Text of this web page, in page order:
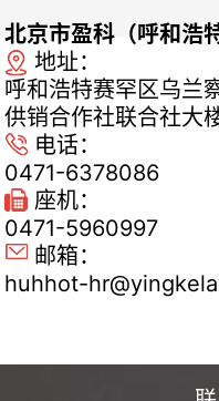
北京市盈科（呼和浩
地址：
呼和浩特赛罕区乌兰
供销合作社联合社大
电话：
0471-6378086
座机：
0471-5960997
邮箱：
huhhot-